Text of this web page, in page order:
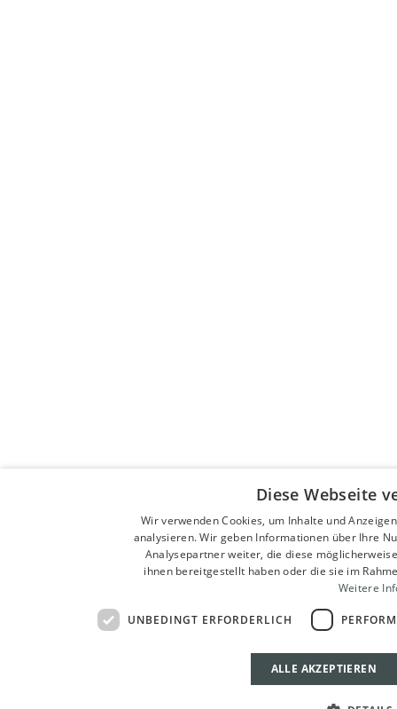
Diese Webseite
Wir verwenden Cookies, um Inhalte und
analysieren. Wir geben Informationen über Ihre
Analysepartner weiter, die diese
ihnen bereitgestellt haben oder die sie im
Weitere
UNBEDINGT ERFORDERLICH
ALLE AKZEPTIEREN